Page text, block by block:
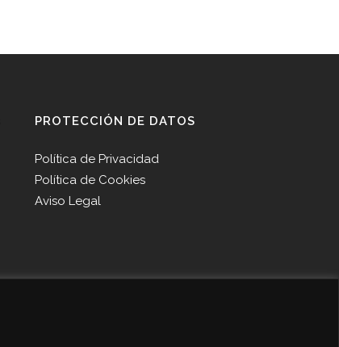
PROTECCIÓN DE DATOS
Política de Privacidad
Política de Cookies
Aviso Legal